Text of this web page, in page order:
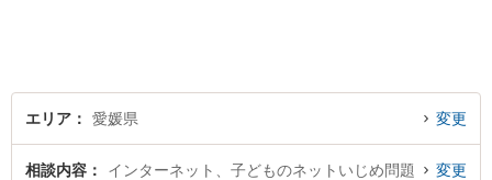
エリア 愛媛県 変更
相談内容 インターネット、子どものネットいじめ問題 変更